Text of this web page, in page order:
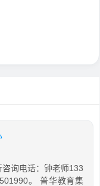
询电话：钟老师133
。 普华教育集